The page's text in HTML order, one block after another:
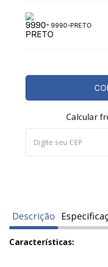
9990-PRETO
Calcular
Descrição
Características: